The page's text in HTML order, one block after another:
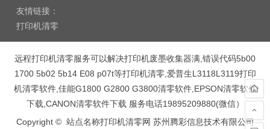
友情链接：
打印机清零
远程打印机清零服务可以解决打印机废墨收集器满,错误代码5b00
1700 5b02 5b14 E08 p07t等打印机清零,爱普生L3118L3119打印
机清零软件,佳能G1800 G2800 G3800清零软件,EPSON清零软件
下载,CANON清零软件下载 服务电话19895209880(微信）
Copyright © 站点名称打印机清零网 苏州腾彩信息技术有限公司